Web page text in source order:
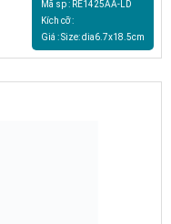
Mã sp : RE1425AA-LD
Kích cỡ :
Giá : Size: dia6.7x18.5cm